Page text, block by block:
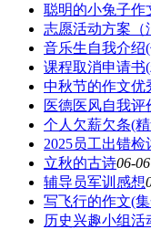
聪明的小兔子作
志愿活动方案（
音乐生自我介绍
课程取消申请书
中秋节的作文优
医德医风自我评
个人欠薪欠条(
2025员工出错
立秋的古诗06-06
辅导员军训感想
写飞行的作文(
历史兴趣小组活